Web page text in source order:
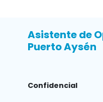
Asistente de
Puerto Aysén
Confidencial